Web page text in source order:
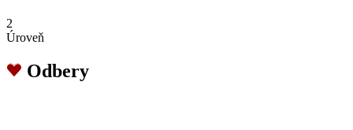
2
Úroveň
Odbery